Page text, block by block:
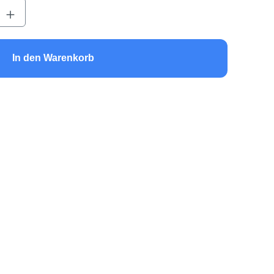
den gewünschten Wert ein oder
In den Warenkorb